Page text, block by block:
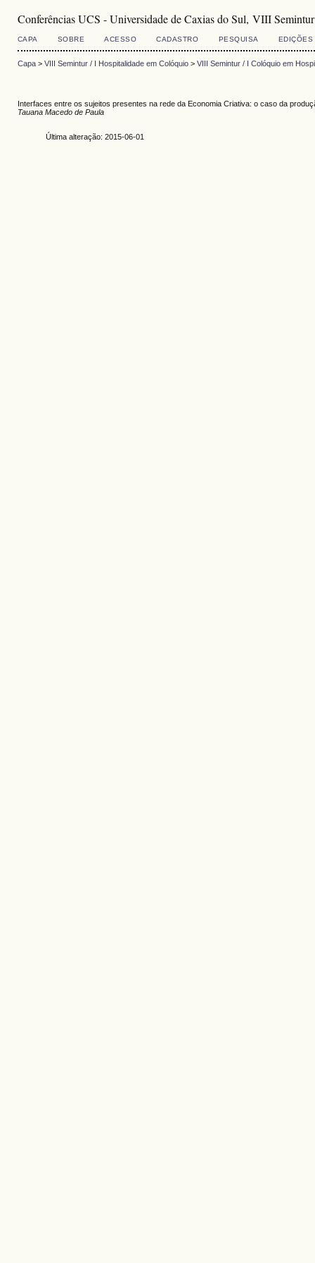
Conferências UCS - Universidade de Caxias do Sul, VIII
CAPA SOBRE ACESSO CADASTRO PESQUISA EDIÇÕES
Capa> VIII Semintur / I Hospitalidade em Colóquio> VIII Semintur / I Colóquio em
Interfaces entre os sujeitos presentes na rede da Economia Criativa: o caso da
Tauana Macedo de Paula
Última alteração: 2015-06-01